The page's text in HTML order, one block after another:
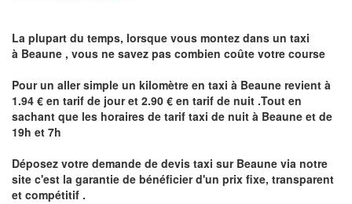
La plupart du temps, lorsque vous montez dans un taxi
à Beaune , vous ne savez pas combien coûte votre course
Pour un aller simple un kilomètre en taxi à Beaune revient à
1.94 € en tarif de jour et 2.90 € en tarif de nuit .Tout en
sachant que les horaires de tarif taxi de nuit à Beaune et de
19h et 7h
Déposez votre demande de devis taxi sur Beaune via notre
site c'est la garantie de bénéficier d'un prix fixe, transparent
et compétitif .